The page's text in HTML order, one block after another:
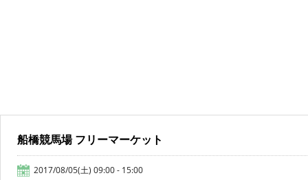
船橋競馬場 フリーマーケット
2017/08/05(土) 09:00 - 15:00